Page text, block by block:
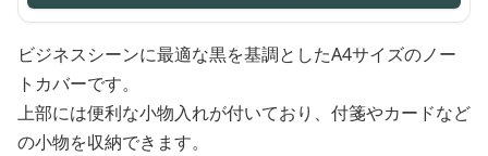
ビジネスシーンに最適な黒を基調としたA4サイズのノー
トカバーです。
上部には便利な小物入れが付いており、付箋やカードなど
の小物を収納できます。